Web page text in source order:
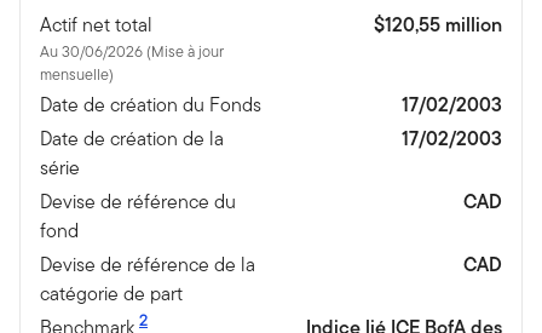
Actif net total
Au 30/06/2026 (Mise à jour
mensuelle)
$120,55 million
Date de création du Fonds
17/02/2003
Date de création de la
série
17/02/2003
Devise de référence du
fond
CAD
Devise de référence de la
catégorie de part
CAD
Benchmark 2 Indice lié ICE BofA des